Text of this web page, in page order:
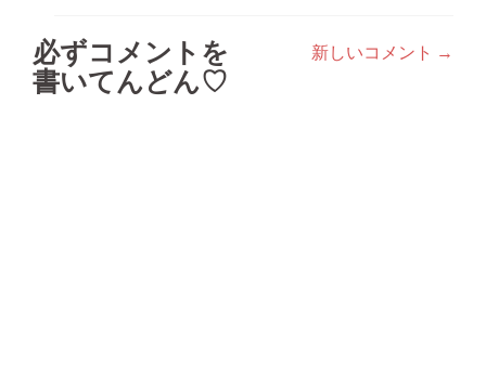
コ
メ
新しいコメント →
必ずコメントを
書いてんどん♡